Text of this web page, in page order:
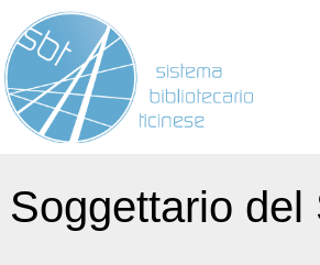
Soggettario